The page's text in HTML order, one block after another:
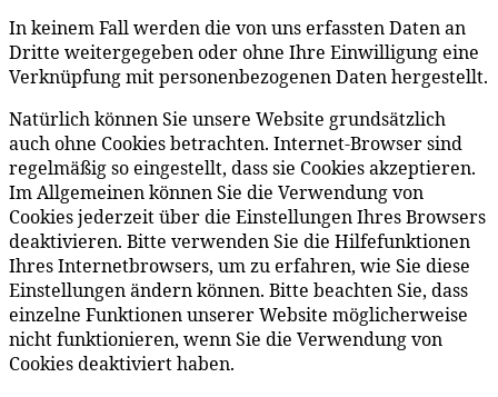
In keinem Fall werden die von uns erfassten Daten an
Dritte weitergegeben oder ohne Ihre Einwilligung eine
Verknüpfung mit personenbezogenen Daten hergestellt.
Natürlich können Sie unsere Website grundsätzlich
auch ohne Cookies betrachten. Internet-Browser sind
regelmäßig so eingestellt, dass sie Cookies akzeptieren.
Im Allgemeinen können Sie die Verwendung von
Cookies jederzeit über die Einstellungen Ihres Browsers
deaktivieren. Bitte verwenden Sie die Hilfefunktionen
Ihres Internetbrowsers, um zu erfahren, wie Sie diese
Einstellungen ändern können. Bitte beachten Sie, dass
einzelne Funktionen unserer Website möglicherweise
nicht funktionieren, wenn Sie die Verwendung von
Cookies deaktiviert haben.